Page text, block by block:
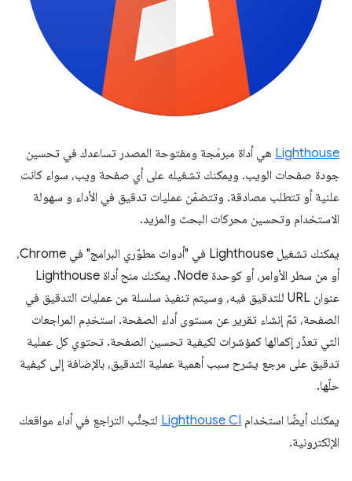
Lighthouse هي أداة مبرمَجة ومفتوحة المصدر تساعدك في تحسين
جودة صفحات الويب. ويمكنك تشغيله على أي صفحة ويب، سواء كانت
علنية أو تتطلب مصادقة. وتتضمّن عمليات تدقيق في الأداء و سهولة
الاستخدام وتحسين محركات البحث والمزيد.
يمكنك تشغيل Lighthouse في "أدوات مطوّري البرامج" في Chrome،
أو من سطر الأوامر، أو كوحدة Node. يمكنك منح أداة Lighthouse
عنوان URL للتدقيق فيه، وسيتم تنفيذ سلسلة من عمليات التدقيق في
الصفحة، ثمّ إنشاء تقرير عن مستوى أداء الصفحة. استخدِم المراجعات
التي تعذّر إكمالها كمؤشرات لكيفية تحسين الصفحة. تحتوي كل عملية
تدقيق على مرجع يشرح سبب أهمية عملية التدقيق، بالإضافة إلى كيفية
حلّها.
يمكنك أيضًا استخدام Lighthouse CI لتجنُّب التراجع في أداء مواقعك
الإلكترونية.